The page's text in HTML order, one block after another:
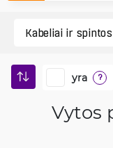
yra ?
Vytos